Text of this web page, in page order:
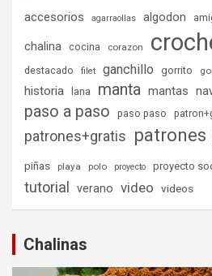
accesorios agarraollas algodon
chalina cocina corazon
destacado filet ganchillo gorrito
historia lana manta mantas
paso a paso paso paso
patrones+gratis patrones
piñas playa polo proyecto proyecto
tutorial verano video videos
Chalinas